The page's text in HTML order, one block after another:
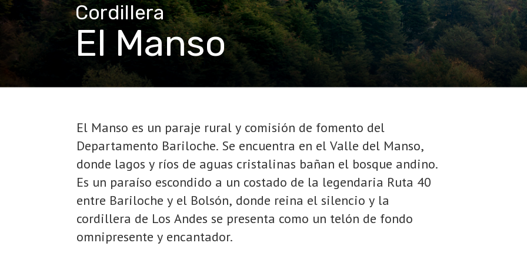
Cordillera
El Manso
El Manso es un paraje rural y comisión de fomento del
Departamento Bariloche. Se encuentra en el Valle del Manso,
donde lagos y ríos de aguas cristalinas bañan el bosque andino.
Es un paraíso escondido a un costado de la legendaria Ruta 40
entre Bariloche y el Bolsón, donde reina el silencio y la
cordillera de Los Andes se presenta como un telón de fondo
omnipresente y encantador.